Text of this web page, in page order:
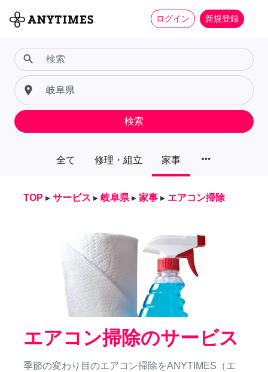
ログイン 新規登録
全て 修理・組立 家事 more_horiz
search
place
検索
TOP ▸ サービス ▸ 岐阜県 ▸ 家事 ▸ エアコン掃除
エアコン掃除のサービス
季節の変わり目のエアコン掃除をANYTIMES（エ